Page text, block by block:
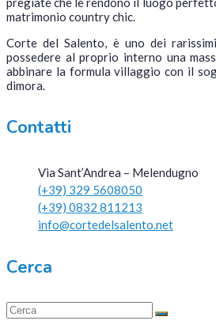
matrimonio country chic.
Corte del Salento, è uno dei
possedere al proprio interno una
abbinare la formula villaggio con il
dimora.
Contatti
Via Sant’Andrea – Melendugno
(+39) 329 5608050
(+39) 0832 811213
info@cortedelsalento.net
Cerca